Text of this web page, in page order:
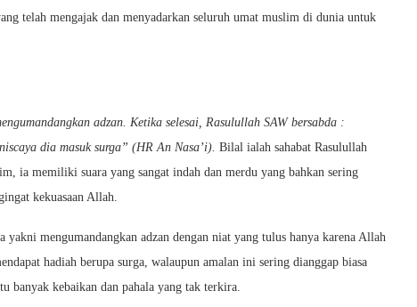
telah mengajak dan menyadarkan seluruh umat muslim di dunia untuk
adzan. Ketika selesai, Rasulullah SAW bersabda :
dia masuk surga” (HR An Nasa’i). Bilal ialah sahabat Rasulullah
ia memiliki suara yang sangat indah dan merdu yang bahkan sering
kekuasaan Allah.
mengumandangkan adzan dengan niat yang tulus hanya karena Allah
hadiah berupa surga, walaupun amalan ini sering dianggap biasa
banyak kebaikan dan pahala yang tak terkira.